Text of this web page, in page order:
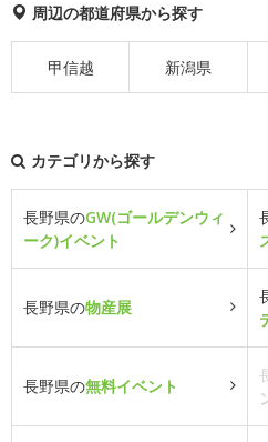
周辺の都道府県から探す
甲信越 新潟県
カテゴリから探す
長野県のGW(ゴールデンウィ
ーク)イベント
長野県の物産展
長野県の無料イベント